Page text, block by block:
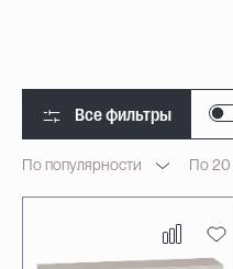
Все фильтры
По популярности По 20